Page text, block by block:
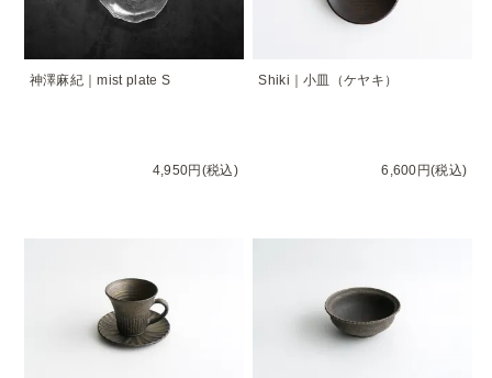
神澤麻紀｜mist plate S
4,950円(税込)
Shiki｜小皿（ケヤキ）
6,600円(税込)